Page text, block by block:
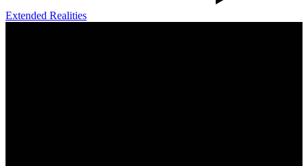
Extended Realities